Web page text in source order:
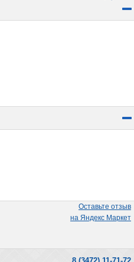
Оставьте отзыв
на Яндекс Маркет